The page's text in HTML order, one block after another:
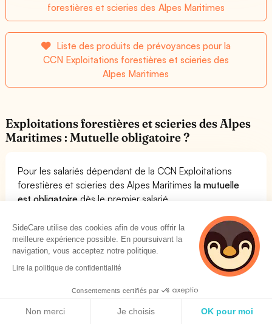
forestières et scieries des Alpes Maritimes
Liste des produits de prévoyances pour la
CCN Exploitations forestières et scieries des
Alpes Maritimes
Exploitations forestières et scieries des Alpes
Maritimes : Mutuelle obligatoire ?
Pour les salariés dépendant de la CCN Exploitations
forestières et scieries des Alpes Maritimesla mutuelle
est obligatoire dès le premier salarié.
alors il n'y a pas d'obligation légale pour eux d'adhérer à
la mutuelle de l'entreprise, même si lesmutuelles
collectives sont beaucoup plus avantageuses que les
mutuelles TNS.
dépendant de la convention collective Exploitations
forestières et scieries des Alpes Maritimes doit souscrire
SideCare utilise des cookies afin de vous offrir la
meilleure expérience possible. En poursuivant la
navigation, vous acceptez notre politique.
Lire la politique de confidentialité
Consentements certifiés par
Non merci Je choisis OK pour moi